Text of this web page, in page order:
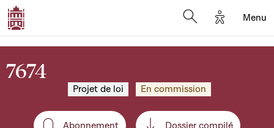
Options
Menu
7674
Projet de loi En commission
Abonnement Dossier compilé